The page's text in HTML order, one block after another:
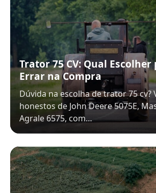
Trator 75 CV: Qual
Errar na Compra
Dúvida na escolha de trator 75 cv?
honestos de John Deere 5075E,
Agrale 6575, com…